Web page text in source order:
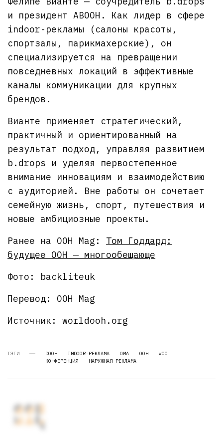
и президент ABOOH. Как лидер в сфере
indoor-рекламы (салоны красоты,
спортзалы, парикмахерские), он
специализируется на превращении
повседневных локаций в эффективные
каналы коммуникации для крупных
брендов.
Вианте применяет стратегический,
практичный и ориентированный на
результат подход, управляя развитием
b.drops и уделяя первостепенное
внимание инновациям и взаимодействию
с аудиторией. Вне работы он сочетает
семейную жизнь, спорт, путешествия и
новые амбициозные проекты.
Ранее на OOH Mag: Том Годдард:
будущее OOH — многообещающе
Фото: backliteuk
Перевод: OOH Mag
Источник: worldooh.org
ТЭГИ DOOH INDOOR-РЕКЛАМА OMA OOH
WOO
КОНФЕРЕНЦИЯ
НАРУЖНАЯ РЕКЛАМА